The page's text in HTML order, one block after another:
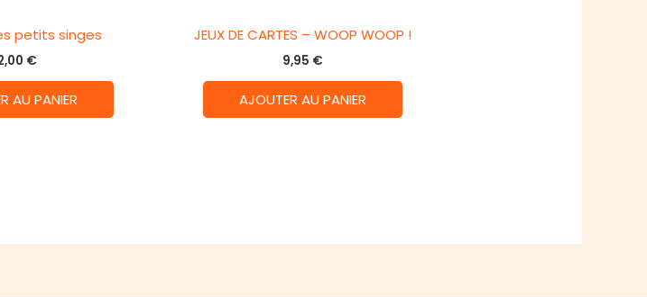
petits singes
€
AU PANIER
JEUX DE CARTES – WOOP WOOP !
9,95 €
AJOUTER AU PANIER